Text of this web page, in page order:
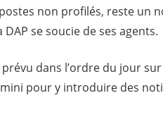
non profilés, reste un
se soucie de ses agents.
dans l’ordre du jour
pour y introduire des